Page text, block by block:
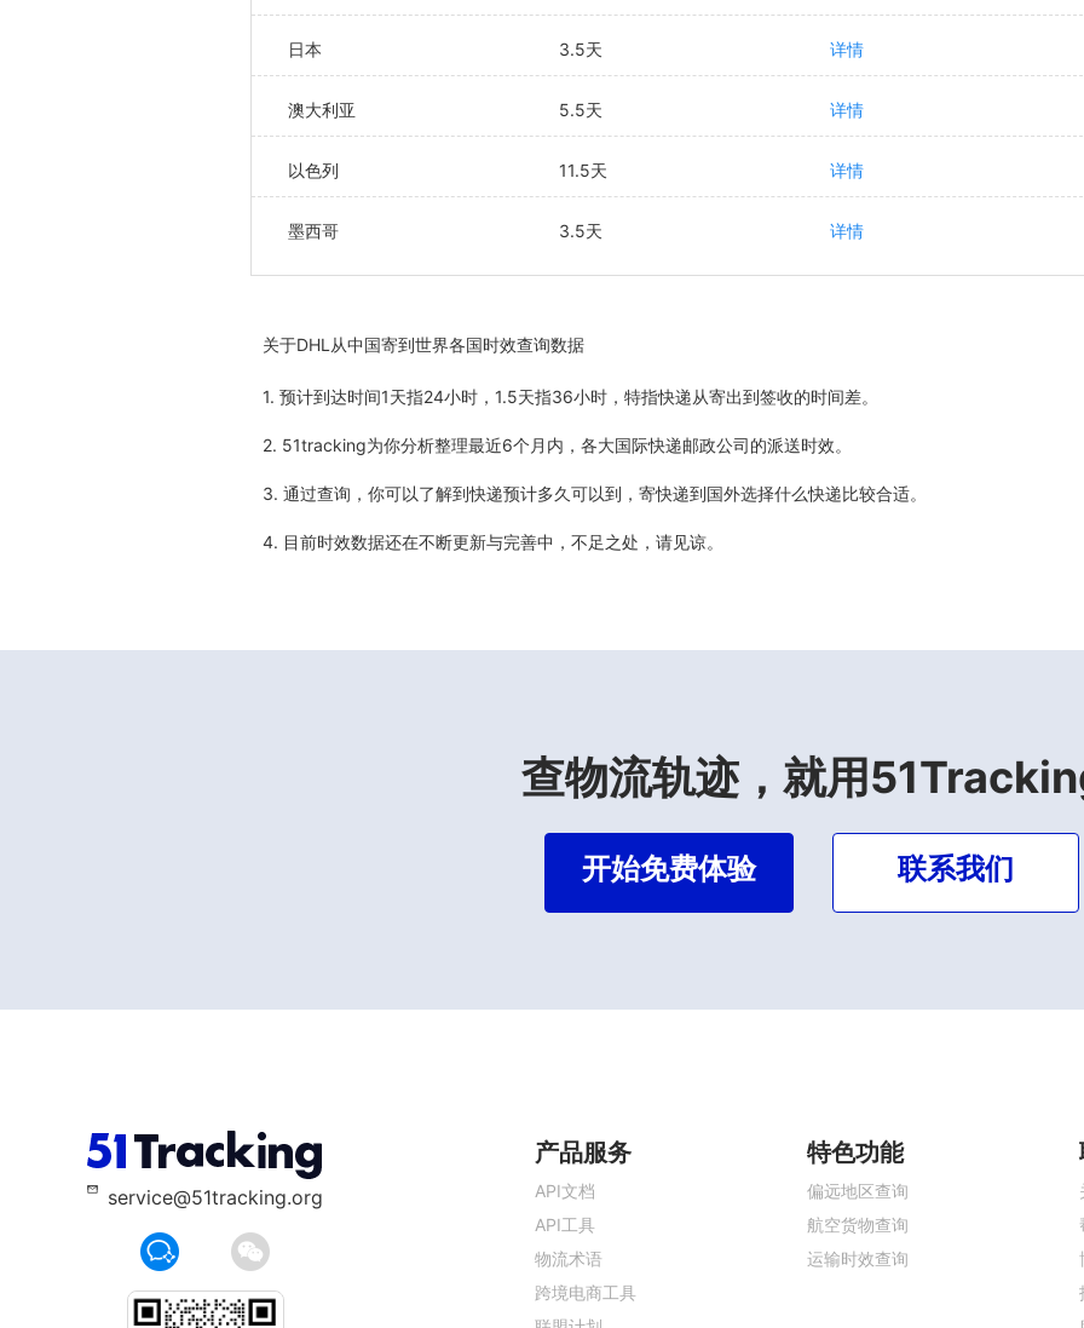
日本 3.5天 详情
澳大利亚 5.5天 详情
以色列 11.5天 详情
墨西哥 3.5天 详情
关于DHL从中国寄到世界各国时效查询数据
1. 预计到达时间1天指24小时，1.5天指36小时，特指快递从寄出到签收的时间差。
2. 51tracking为你分析整理最近6个月内，各大国际快递邮政公司的派送时效。
3. 通过查询，你可以了解到快递预计多久可以到，寄快递到国外选择什么快递比较合适。
4. 目前时效数据还在不断更新与完善中，不足之处，请见谅。
查物流轨迹，就用
开始免费体验 联系我们
service@51tracking.org
产品服务
API文档
API工具
物流术语
跨境电商工具
特色功能
偏远地区查询
航空货物查询
运输时效查询